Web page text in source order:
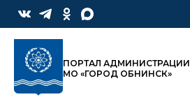
ПОРТАЛ АДМИНИСТРАЦИИ
МО «ГОРОД ОБНИНСК»